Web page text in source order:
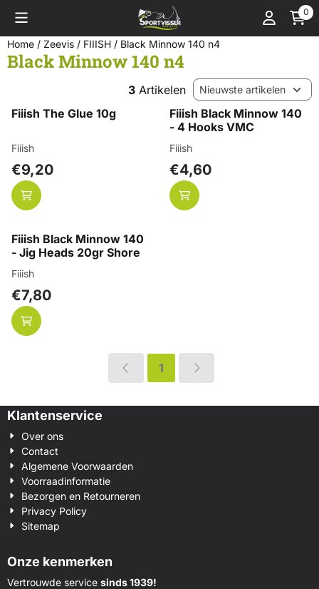
Cookievoorkeuren zijn momenteel gesloten. 0
Home / Zeevis / FIIISH / Black Minnow 140 n4
Black Minnow 140 n4
3 Artikelen Sorteermethode
Fiiish The Glue 10g
Merk:
Fiiish
Prijs: 9,20
€9,20
Fiiish Black Minnow 140
- 4 Hooks VMC
Merk:
Fiiish
Prijs: 4,60
€4,60
Fiiish Black Minnow 140
- Jig Heads 20gr Shore
Merk:
Fiiish
Prijs: 7,80
€7,80
1
Klantenservice
Over ons
Contact
Algemene Voorwaarden
Voorraadinformatie
Bezorgen en Retourneren
Privacy Policy
Sitemap
Onze kenmerken
Vertrouwde service sinds 1939!